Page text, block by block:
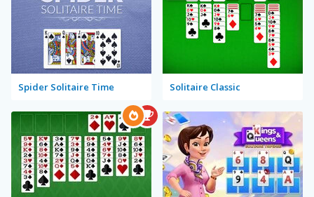
Spider Solitaire Time Solitaire Classic